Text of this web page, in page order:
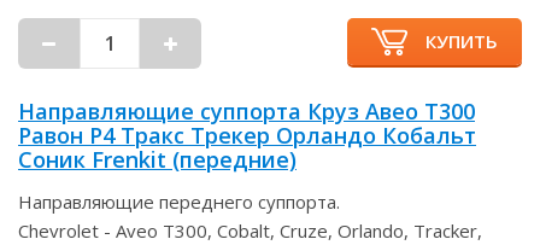
КУПИТЬ
Направляющие суппорта Круз Авео Т300
Равон Р4 Тракс Трекер Орландо Кобальт
Соник Frenkit (передние)
Направляющие переднего суппорта.
Chevrolet - Aveo T300, Cobalt, Cruze, Orlando, Tracker,